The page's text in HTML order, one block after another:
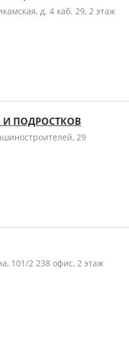
д. 4 каб. 29, 2 этаж
И ПОДРОСТКОВ
29
101/2 238 офис, 2 этаж